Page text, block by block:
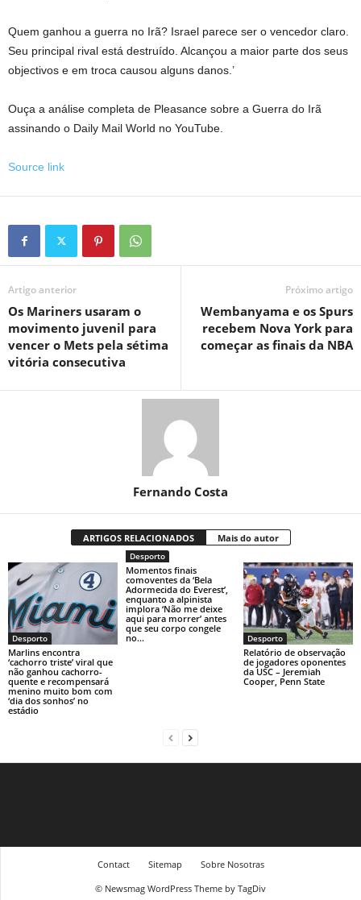
Quem ganhou a guerra no Irã? Israel parece ser o vencedor claro.
Seu principal rival está destruído. Alcançou a maior parte dos seus
objectivos e em troca causou alguns danos.’
Ouça a análise completa de Pleasance sobre a Guerra do Irã
assinando o Daily Mail World no YouTube.
Source link
Artigo anterior
Os Mariners usaram o
movimento juvenil para
vencer o Mets pela sétima
vitória consecutiva
Próximo artigo
Wembanyama e os Spurs
recebem Nova York para
começar as finais da NBA
Fernando Costa
ARTIGOS RELACIONADOS Mais do autor
Desporto
Marlins encontra
‘cachorro triste’ viral que
não ganhou cachorro-
quente e recompensará
menino muito bom com
‘dia dos sonhos’ no
estádio
Desporto
Momentos finais
comoventes da ‘Bela
Adormecida do Everest’,
enquanto a alpinista
implora ‘Não me deixe
aqui para morrer’ antes
que seu corpo congele
no...
Desporto
Relatório de observação
de jogadores oponentes
da USC – Jeremiah
Cooper, Penn State
Contact Sitemap
Sobre Nosotras
© Newsmag WordPress Theme by TagDiv